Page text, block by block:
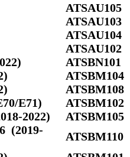
ATSAU105
ATSAU103
ATSAU104
ATSAU102
ATSBN101
ATSBM104
ATSBM108
E71)
ATSBM102
2022)
ATSBM105
(2019-
ATSBM110